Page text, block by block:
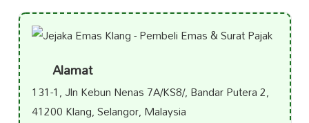
Alamat
131-1, Jln Kebun Nenas 7A/KS8/, Bandar Putera 2,
41200 Klang, Selangor, Malaysia